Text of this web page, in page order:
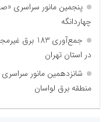
پنجمین مانور سراسری
چهاردانگه
جمع‌آوری
در استان تهران
شانزدهمین مانور
منطقه برق لواسان